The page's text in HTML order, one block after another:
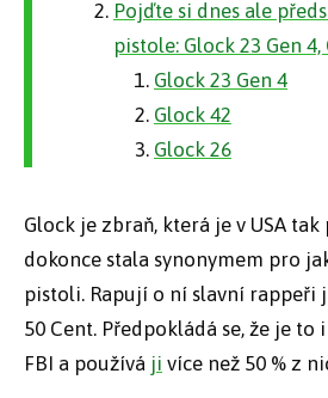
Pojďte si dnes ale
pistole: Glock 23 Gen
Glock 23 Gen 4
Glock 42
Glock 26
Glock je zbraň, která je v USA
dokonce stala synonymem pro
pistoli. Rapují o ní slavní rappeři
50 Cent. Předpokládá se, že je to
FBI a používá ji více než 50 % z